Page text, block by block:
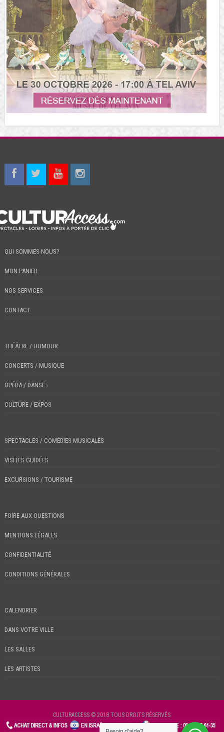
QUI SOMMES-NOUS?
MON PANIER
NOS SERVICES
CONTACT
THÉÂTRE / HUMOUR
CONCERTS / MUSIQUE
OPÉRA / DANSE
CULTURE / EXPOS
SPECTACLES / COMÉDIES MUSICALES
VISITES GUIDÉES
EXCURSIONS / TOURISME
FOIRE AUX QUESTIONS
MENTIONS LÉGALES
CONFIDENTIALITÉ
CONDITIONS GÉNÉRALES
CALENDRIER
DANS VOTRE VILLE
LES SALLES
LES ARTISTES
CULTURACCESS © 2018 TOUS DROITS RÉSERVÉS